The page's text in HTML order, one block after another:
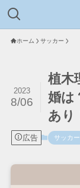
ホーム サッカー
植木
婚は
あり
2023
8/06
広告 サッカー